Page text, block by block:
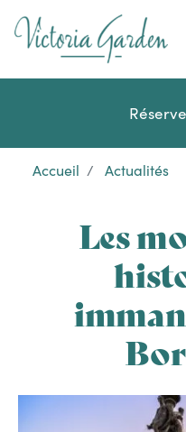
Destinations
Offres spéciales
Entreprises et
À propos
Accueil Actualités
Les